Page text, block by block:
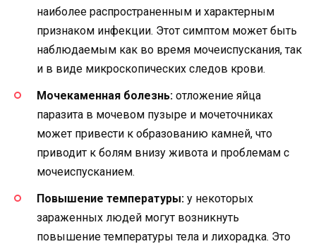
наиболее распространенным и характерным
признаком инфекции. Этот симптом может быть
наблюдаемым как во время мочеиспускания, так
и в виде микроскопических следов крови.
Мочекаменная болезнь: отложение яйца
паразита в мочевом пузыре и мочеточниках
может привести к образованию камней, что
приводит к болям внизу живота и проблемам с
мочеиспусканием.
Повышение температуры: у некоторых
зараженных людей могут возникнуть
повышение температуры тела и лихорадка. Это